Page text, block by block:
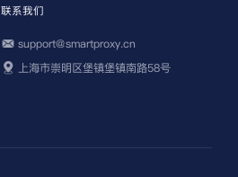
联系我们
support@smartproxy.cn
上海市崇明区堡镇堡镇南路58号